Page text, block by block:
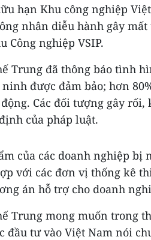
hạn Khu công nghiệp
nhân diễu hành gây
Công nghiệp VSIP.
Trung đã thông báo tình
được đảm bảo; hơn
Các đối tượng gây
của pháp luật.
của các doanh nghiệp bị
với các đơn vị thống kê
án hỗ trợ cho doanh
Trung mong muốn trong
đầu tư vào Việt Nam nói